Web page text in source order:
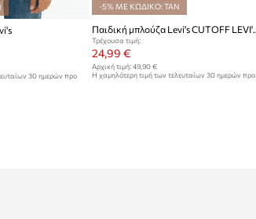
30 ημερών προ
-5% ΜΕ ΚΩΔΙΚΟ: TAN
Παιδική μπλούζα Levi's CUTOFF LEVI'S HOODIE
Τρέχουσα τιμή:
24,99 €
Αρχική τιμή:49,90 €
Η χαμηλότερη τιμή των τελευταίων 30 ημερών προ